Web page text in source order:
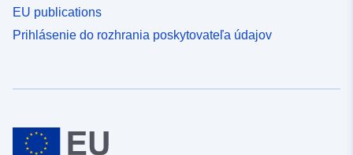
EU publications
Prihlásenie do rozhrania poskytovateľa údajov